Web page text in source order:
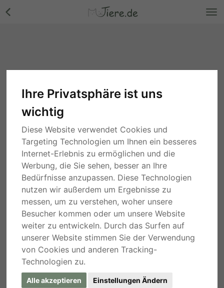
Ihre Privatsphäre ist uns
wichtig
Diese Website verwendet Cookies und
Targeting Technologien um Ihnen ein besseres
Internet-Erlebnis zu ermöglichen und die
Werbung, die Sie sehen, besser an Ihre
Bedürfnisse anzupassen. Diese Technologien
nutzen wir außerdem um Ergebnisse zu
messen, um zu verstehen, woher unsere
Besucher kommen oder um unsere Website
weiter zu entwickeln. Durch das Surfen auf
unserer Website stimmen Sie der Verwendung
von Cookies und anderen Tracking-
Technologien zu.
Alle akzeptieren Einstellungen Ändern